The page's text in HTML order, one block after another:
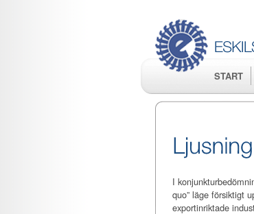
START
I
quo” läge försiktigt
exportinriktade